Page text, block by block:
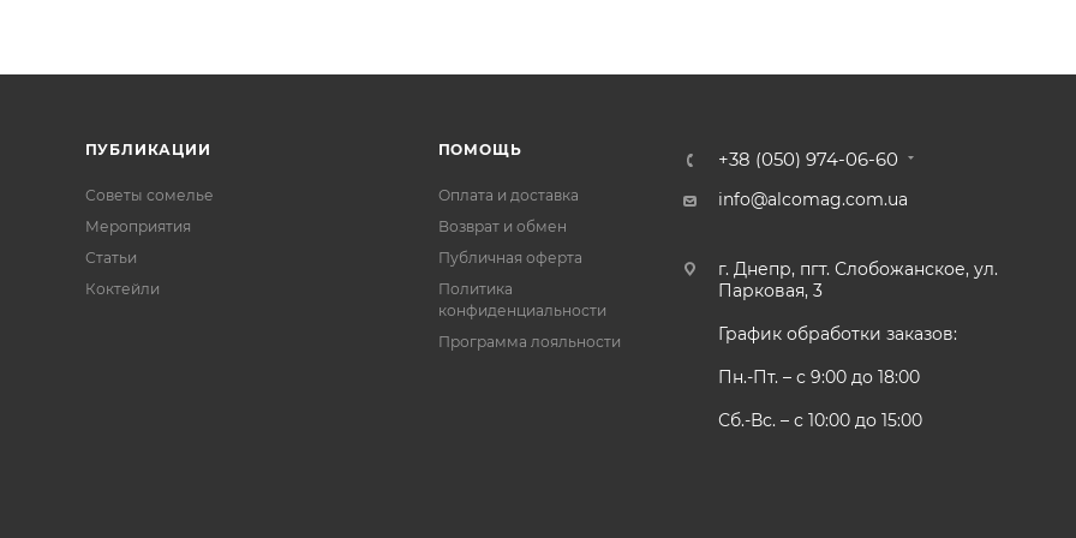
ПУБЛИКАЦИИ
Советы сомелье
Мероприятия
Статьи
Коктейли
ПОМОЩЬ
Оплата и доставка
Возврат и обмен
Публичная оферта
Политика
конфиденциальности
Программа лояльности
+38 (050) 974-06-60
info@alcomag.com.ua
г. Днепр, пгт. Слобожанское, ул.
Парковая, 3
График обработки заказов:
Пн.-Пт. – с 9:00 до 18:00
Сб.-Вс. – с 10:00 до 15:00